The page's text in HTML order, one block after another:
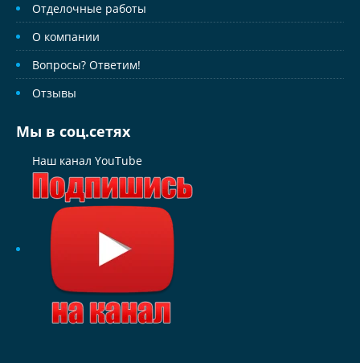
Отделочные работы
О компании
Вопросы? Ответим!
Отзывы
Мы в соц.сетях
Наш канал YouTube